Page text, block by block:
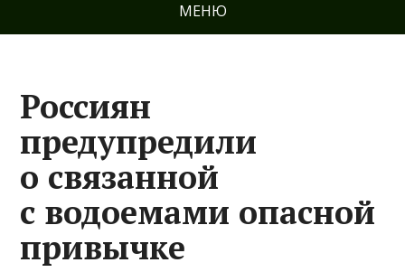
МЕНЮ
Россиян
предупредили
о связанной
с водоемами опасной
привычке